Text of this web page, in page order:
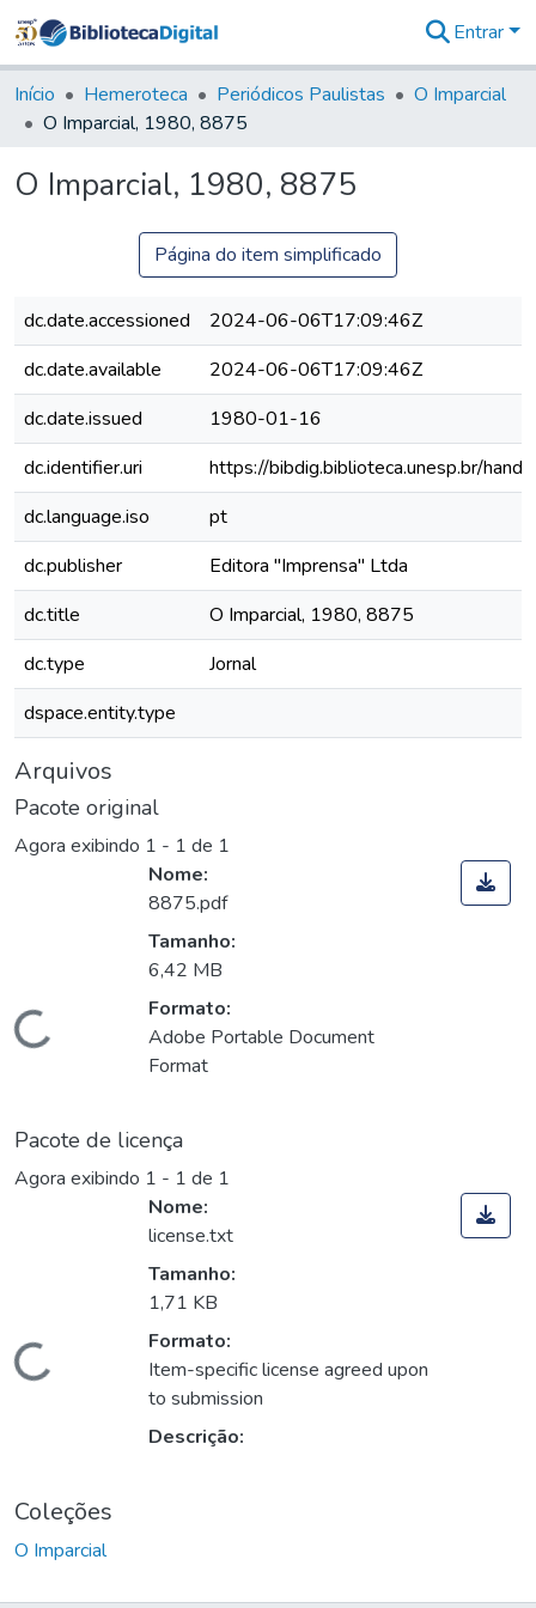
&
Coleções
Tudo na
Digital
Entrar
Início Hemeroteca Periódicos Paulistas
O Imparcial
O Imparcial, 1980, 8875
O Imparcial, 1980, 8875
Página do item simplificado
dc.date.accessioned
2024-06-06T17:09:46Z
dc.date.available
2024-06-06T17:09:46Z
dc.date.issued
1980-01-16
dc.identifier.uri
https://bibdig.biblioteca.unesp.br/
dc.language.iso
pt
dc.publisher
Editora "Imprensa" Ltda
dc.title
O Imparcial, 1980, 8875
dc.type
Jornal
dspace.entity.type
Arquivos
Pacote original
Agora exibindo 1 - 1 de 1
Carregando...
Nome:
8875.pdf
Tamanho:
6,42 MB
Formato:
Adobe Portable Document
Format
Pacote de licença
Agora exibindo 1 - 1 de 1
Carregando...
Nome:
license.txt
Tamanho:
1,71 KB
Formato:
Item-specific license agreed upon
to submission
Descrição:
Coleções
O Imparcial